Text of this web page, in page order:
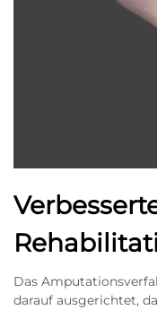
Das
darauf ausgerichtet,